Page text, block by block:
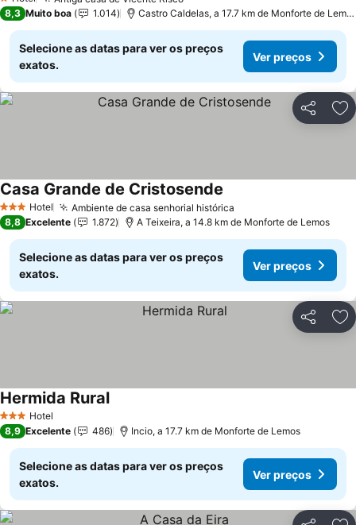
1 Estrelas
8,3 Muito boa 1.014 Castro Caldelas, a 17.7 km de Monforte de Lemos
Selecione as datas para ver os preços
exatos.
Ver preços
Partilhar
3 EstrelasHotel Ambiente de casa senhorial histórica
Casa Grande de Cristosende
8,8 Excelente 1.872 A Teixeira, a 14.8 km de Monforte de Lemos
Selecione as datas para ver os preços
exatos.
Ver preços
Partilhar
3 EstrelasHotel
Hermida Rural
8,9 Excelente 486 Incio, a 17.7 km de Monforte de Lemos
Selecione as datas para ver os preços
exatos.
Ver preços